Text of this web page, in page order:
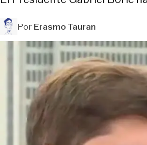
PorErasmo Tauran